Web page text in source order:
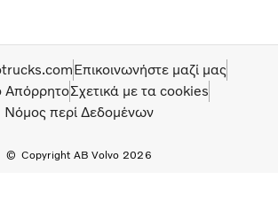
Copyright AB Volvo 2026
Επικοινωνήστε μαζί μας
ΑπόρρητοΣχετικά με τα cookies
Νόμος περί Δεδομένων